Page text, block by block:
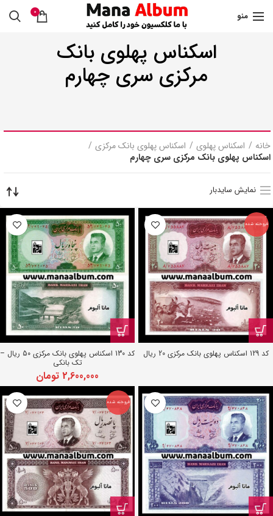
منو 0
اسکناس پهلوی بانک
مرکزی سری چهارم
خانه اسکناس پهلوی
اسکناس پهلوی بانک مرکزی
اسکناس پهلوی بانک مرکزی سری چهارم
نمایش سایدبار
فروخته شده
کد 129 اسکناس پهلوی بانک مرکزی 20 ریال کد 130 اسکناس پهلوی بانک مرکزی 50 ریال –
تک بانکی
2,600,000 تومان
فروخته شده